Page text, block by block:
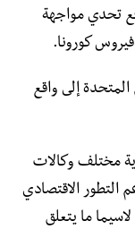
تحدي مواجهة
فيروس كورونا.
إلى واقع
مختلف وكالات
التطور الاقتصادي
ما يتعلق